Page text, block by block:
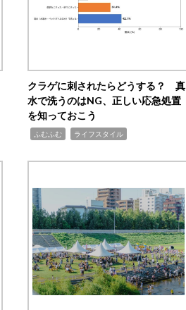
クラゲに刺されたらどうする？ 真
水で洗うのはNG、正しい応急処置
を知っておこう
ふむふむ ライフスタイル